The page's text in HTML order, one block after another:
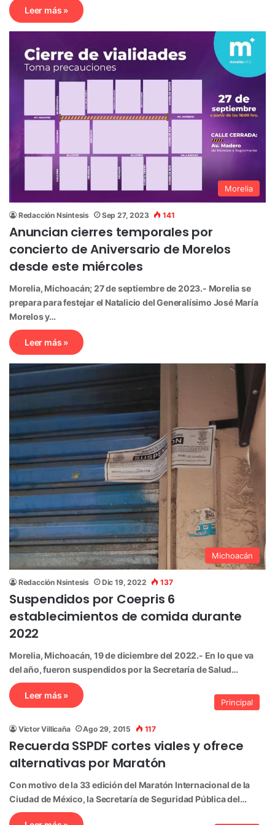
Leer más »
Morelia
Redacción Nsintesis Sep 27, 2023 141
Anuncian cierres temporales por
concierto de Aniversario de Morelos
desde este miércoles
Morelia, Michoacán; 27 de septiembre de 2023.- Morelia se
prepara para festejar el Natalicio del Generalísimo José María
Morelos y…
Leer más »
Michoacán
Redacción Nsintesis Dic 19, 2022 137
Suspendidos por Coepris 6
establecimientos de comida durante
2022
Morelia, Michoacán, 19 de diciembre del 2022.- En lo que va
del año, fueron suspendidos por la Secretaría de Salud…
Leer más »
Principal
Victor Villicaña Ago 29, 2015 117
Recuerda SSPDF cortes viales y ofrece
alternativas por Maratón
Con motivo de la 33 edición del Maratón Internacional de la
Ciudad de México, la Secretaría de Seguridad Pública del…